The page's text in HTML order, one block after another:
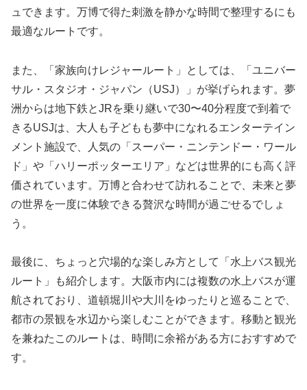
ュできます。万博で得た刺激を静かな時間で整理するにも
最適なルートです。
また、「家族向けレジャールート」としては、「ユニバー
サル・スタジオ・ジャパン（USJ）」が挙げられます。夢
洲からは地下鉄とJRを乗り継いで30〜40分程度で到着で
きるUSJは、大人も子どもも夢中になれるエンターテイン
メント施設で、人気の「スーパー・ニンテンドー・ワール
ド」や「ハリーポッターエリア」などは世界的にも高く評
価されています。万博と合わせて訪れることで、未来と夢
の世界を一度に体験できる贅沢な時間が過ごせるでしょ
う。
最後に、ちょっと穴場的な楽しみ方として「水上バス観光
ルート」も紹介します。大阪市内には複数の水上バスが運
航されており、道頓堀川や大川をゆったりと巡ることで、
都市の景観を水辺から楽しむことができます。移動と観光
を兼ねたこのルートは、時間に余裕がある方におすすめで
す。